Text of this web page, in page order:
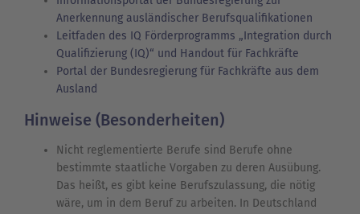
Anerkennung ausländischer Berufsqualifikationen
Leitfaden des IQ Förderprogramms „Integration durch
Qualifizierung (IQ)“ und Handout für Fachkräfte
Portal der Bundesregierung für Fachkräfte aus dem
Ausland
Hinweise (Besonderheiten)
Nicht reglementierte Berufe sind Berufe ohne
bestimmte staatliche Vorgaben zu deren Ausübung.
Das heißt, es gibt keine Berufszulassung, die nötig
wäre, um in dem Beruf zu arbeiten. In Deutschland